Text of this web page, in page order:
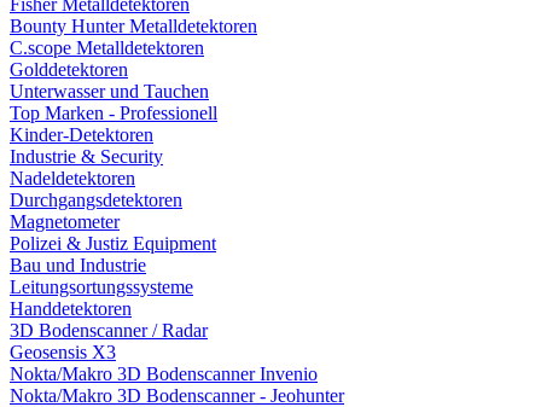
Fisher Metalldetektoren
Bounty Hunter Metalldetektoren
C.scope Metalldetektoren
Golddetektoren
Unterwasser und Tauchen
Top Marken - Professionell
Kinder-Detektoren
Industrie & Security
Nadeldetektoren
Durchgangsdetektoren
Magnetometer
Polizei & Justiz Equipment
Bau und Industrie
Leitungsortungssysteme
Handdetektoren
3D Bodenscanner / Radar
Geosensis X3
Nokta/Makro 3D Bodenscanner Invenio
Nokta/Makro 3D Bodenscanner - Jeohunter